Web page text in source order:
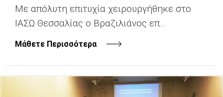
Με απόλυτη επιτυχία χειρουργήθηκε στο
ΙΑΣΩ Θεσσαλίας ο Βραζιλιάνος επ...
Μάθετε Περισσότερα